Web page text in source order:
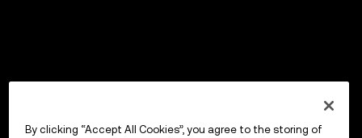
By clicking “Accept All Cookies”, you agree to the storing of